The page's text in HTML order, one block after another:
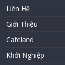
Liên Hệ
Giới Thiệu
Cafeland
Khởi Nghiệp